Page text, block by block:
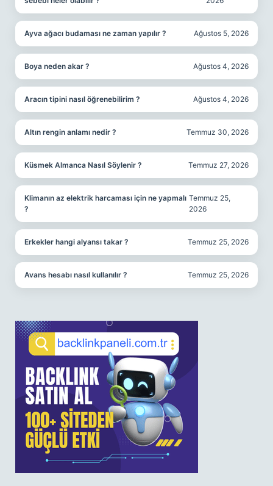
Ayva ağacı budaması ne zaman yapılır ? Ağustos 5, 2026
Boya neden akar ? Ağustos 4, 2026
Aracın tipini nasıl öğrenebilirim ? Ağustos 4, 2026
Altın rengin anlamı nedir ? Temmuz 30, 2026
Küsmek Almanca Nasıl Söylenir ? Temmuz 27, 2026
Klimanın az elektrik harcaması için ne yapmalı
?
Temmuz 25,
2026
Erkekler hangi alyansı takar ? Temmuz 25, 2026
Avans hesabı nasıl kullanılır ? Temmuz 25, 2026